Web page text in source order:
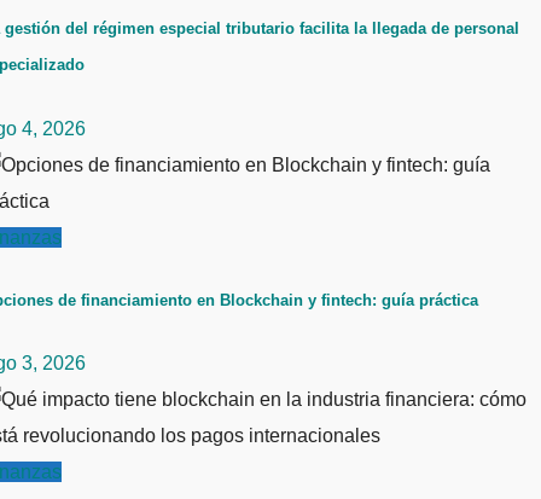
gestión del régimen especial tributario facilita la llegada de personal
4, 2026
de financiamiento en Blockchain y fintech: guía práctica
3, 2026